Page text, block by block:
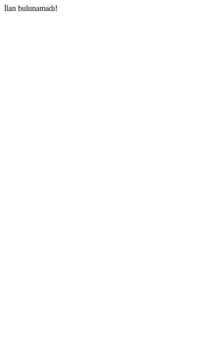
İlan bulunamadı!